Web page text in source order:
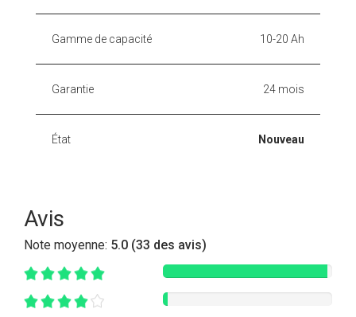
Gamme de capacité 10-20 Ah
Garantie 24 mois
État Nouveau
Avis
Note moyenne: 5.0 (33 des avis)